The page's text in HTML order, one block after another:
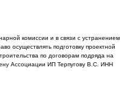
комиссии и в связи с устранением
осуществлять подготовку проектной
по договорам подряда на
Ассоциации ИП Терпугову В.С. ИНН